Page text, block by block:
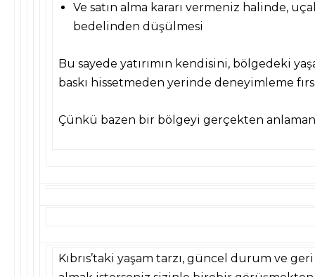
Ve satın alma kararı vermeniz halinde,
bedelinden düşülmesi
Bu sayede yatırımın kendisini, bölgedeki
baskı hissetmeden yerinde deneyimleme
Çünkü bazen bir bölgeyi gerçekten
Kıbrıs’taki yaşam tarzı, güncel durum ve